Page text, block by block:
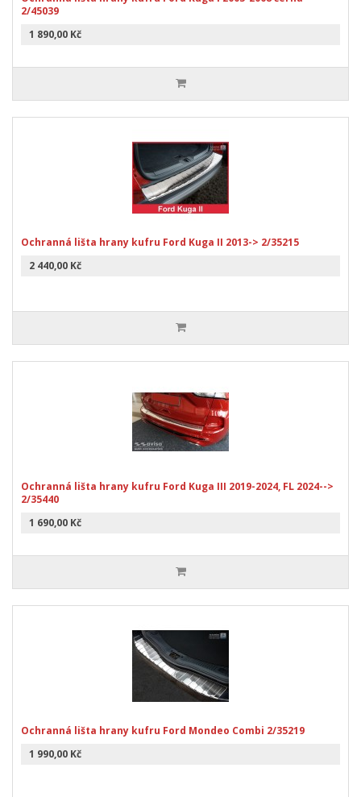
2/45039
1 890,00 Kč
Ochranná lišta hrany kufru Ford Kuga II 2013-> 2/35215
2 440,00 Kč
Ochranná lišta hrany kufru Ford Kuga III 2019-2024, FL 2024-->
2/35440
1 690,00 Kč
Ochranná lišta hrany kufru Ford Mondeo Combi 2/35219
1 990,00 Kč